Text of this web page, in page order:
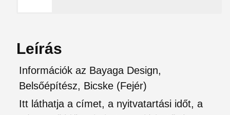
Leírás
Információk az Bayaga Design,
Belsőépítész, Bicske (Fejér)
Itt láthatja a címet, a nyitvatartási időt, a